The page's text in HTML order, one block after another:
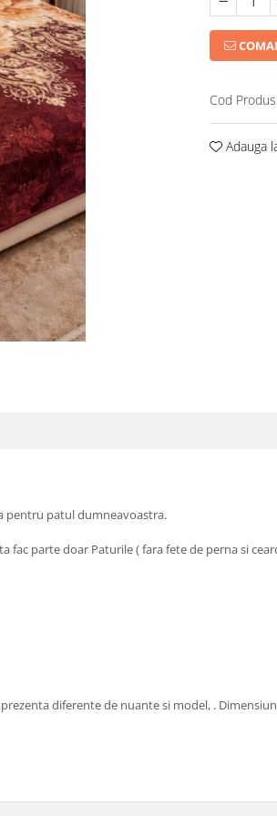
Cod
Adauga
pentru patul dumneavoastra.
parte doar Paturile ( fara fete de perna si
diferente de nuante si model, .